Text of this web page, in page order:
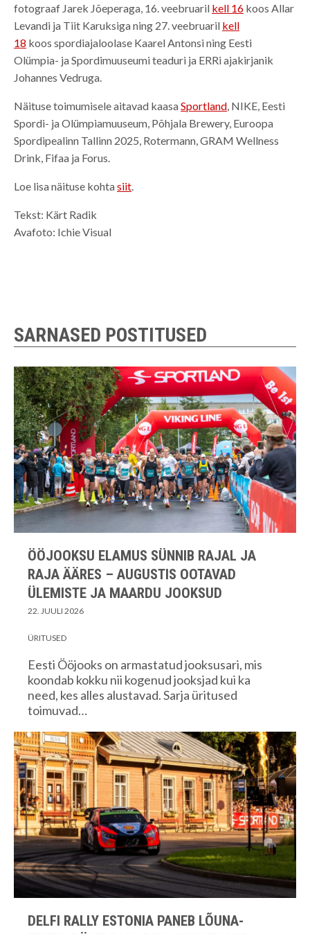
fotograaf Jarek Jõeperaga, 16. veebruaril kell 16 koos Allar
Levandi ja Tiit Karuksiga ning 27. veebruaril kell
18 koos spordiajaloolase Kaarel Antonsi ning Eesti
Olümpia- ja Spordimuuseumi teaduri ja ERRi ajakirjanik
Johannes Vedruga.
Näituse toimumisele aitavad kaasaSportland, NIKE, Eesti
Spordi- ja Olümpiamuuseum, Põhjala Brewery, Euroopa
Spordipealinn Tallinn 2025, Rotermann, GRAM Wellness
Drink, Fifaa ja Forus.
Loe lisa näituse kohtasiit.
Tekst: Kärt Radik
Avafoto: Ichie Visual
SARNASED POSTITUSED
ÖÖJOOKSU ELAMUS SÜNNIB RAJAL JA
RAJA ÄÄRES – AUGUSTIS OOTAVAD
ÜLEMISTE JA MAARDU JOOKSUD
22. JUULI 2026
ÜRITUSED
Eesti Ööjooks on armastatud jooksusari, mis
koondab kokku nii kogenud jooksjad kui ka
need, kes alles alustavad. Sarja üritused
toimuvad…
DELFI RALLY ESTONIA PANEB LÕUNA-